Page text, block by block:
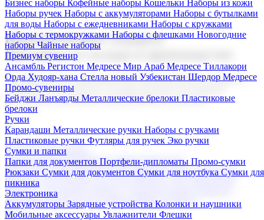
Бизнес наборы Кофейные наборы Кошельки Наборы из кожи
Наборы ручек Наборы с аккумуляторами Наборы с бутылками
для воды Наборы с ежедневниками Наборы с кружками
Наборы с термокружками Наборы с флешками Новогодние
наборы Чайные наборы
Премиум сувенир
Ансамбль Регистон Медресе Мир Араб Медресе Тиллакори
Орда Худояр-хана Стелла новый Узбекистан Шердор Медресе
Промо-сувениры
Бейджи Ланъярды Металлические брелоки Пластиковые
брелоки
Ручки
Карандаши Металлические ручки Наборы с ручками
Пластиковые ручки Футляры для ручек Эко ручки
Сумки и папки
Папки для документов Портфели-дипломаты Промо-сумки
Рюкзаки Сумки для документов Сумки для ноутбука Сумки для
пикника
Электроника
Аккумуляторы Зарядные устройства Колонки и наушники
Мобильные аксессуары Увлажнители Флешки
Корпоративные подарки
Поставка со склада и производство
Мы предлагаем широкий выбор корпоративных подарков и
сувениров с логотипом. В нашем каталоге вы найдете
продукцию для бизнеса, мероприятия и клиентов.
Подарочные наборы
Бизнес наборыКофейные наборы Кошельки
Наборы из кожиНаборы ручекНаборы с аккумуляторами
Наборы с бутылками для воды
Наборы с ежедневниками
Наборы с кружками
флешкамиНовогодние наборыЧайные наборы